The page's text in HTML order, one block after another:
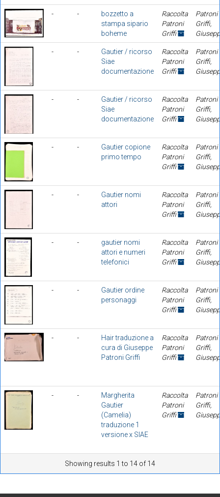
- -
bozzetto a
stampa sipario
boheme
Raccolta
Patroni
Griffi
Patroni
Griffi,
- -
Gautier / ricorso
Siae
documentazione
Raccolta
Patroni
Griffi
Patroni
Griffi,
- -
Gautier / ricorso
Siae
documentazione
Raccolta
Patroni
Griffi
Patroni
Griffi,
- -
Gautier copione
primo tempo
Raccolta
Patroni
Griffi
Patroni
Griffi,
- -
Gautier nomi
attori
Raccolta
Patroni
Griffi
Patroni
Griffi,
- -
gautier nomi
attori e numeri
telefonici
Raccolta
Patroni
Griffi
Patroni
Griffi,
- -
Gautier ordine
personaggi
Raccolta
Patroni
Griffi
Patroni
Griffi,
- -
Hair traduzione a
cura di Giuseppe
Patroni Griffi
Raccolta
Patroni
Griffi
Patroni
Griffi,
- -
Margherita
Gautier
(Camelia)
traduzione 1
versione x SIAE
Raccolta
Patroni
Griffi
Patroni
Griffi,
Showing results 1 to 14 of 14